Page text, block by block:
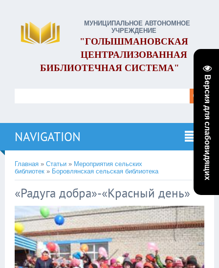
Версия для слабовидящих
МУНИЦИПАЛЬНОЕ АВТОНОМНОЕ
УЧРЕЖДЕНИЕ
"ГОЛЫШМАНОВСКАЯ
ЦЕНТРАЛИЗОВАННАЯ
БИБЛИОТЕЧНАЯ СИСТЕМА"
NAVIGATION
Главная » Статьи » Мероприятия сельских
библиотек » Боровлянская сельская библиотека
«Радуга добра»-«Красный день»